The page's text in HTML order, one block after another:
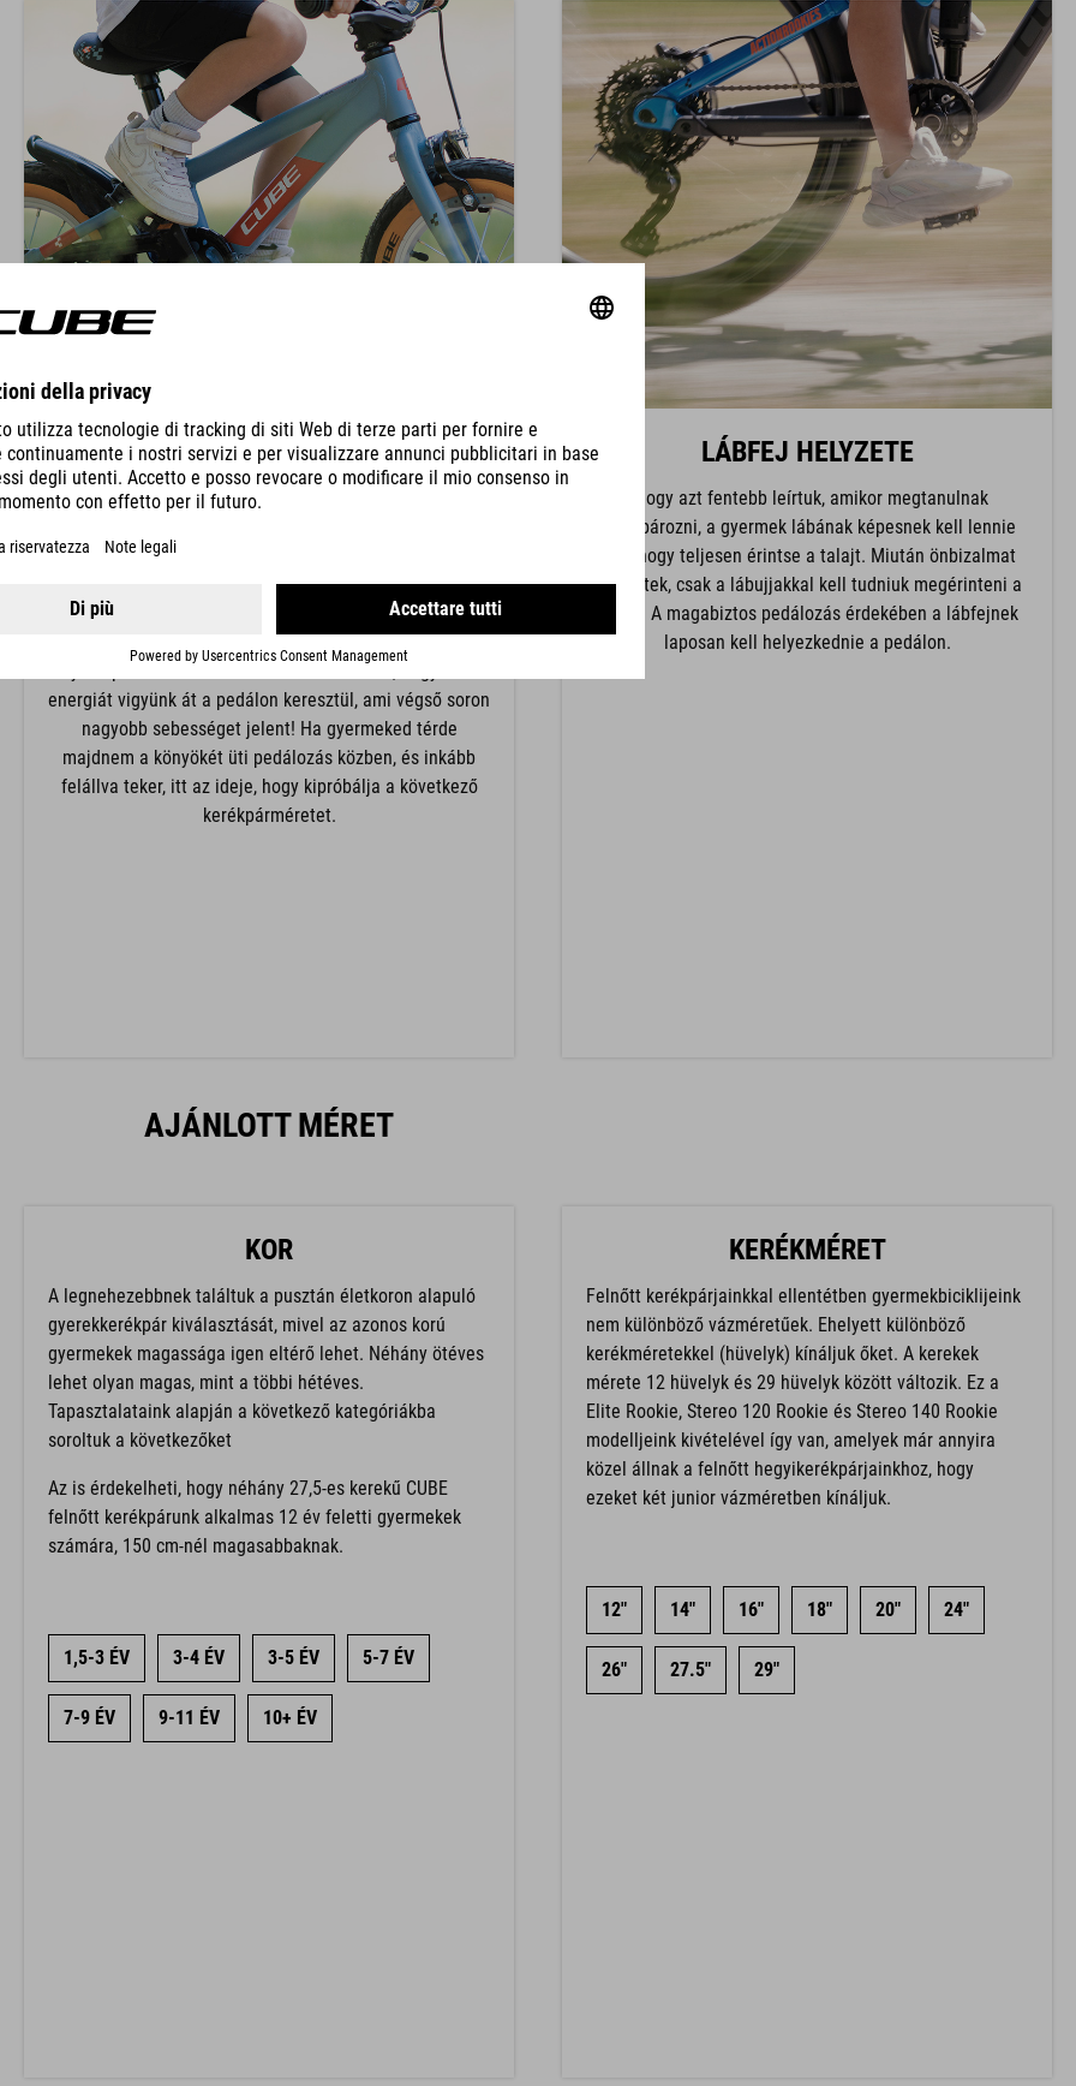
TÉRDHELYZET
A térd helyzetét a nyereg magassága határozza meg.
javasoljuk, így erősebb hajlítást a térdben, hogy nehéz
helyzetben könnyen le tudják tenni a lábukat. A
felnőttek és a magabiztosabb gyermekek addig
emelhetik a nyerget, amíg a térd szinte teljesen ki nem
nyúlik pedálozás közben. Ez lehetővé teszi, hogy több
energiát vigyünk át a pedálon keresztül, ami végső soron
nagyobb sebességet jelent! Ha gyermeked térde
majdnem a könyökét üti pedálozás közben, és inkább
felállva teker, itt az ideje, hogy kipróbálja a következő
kerékpárméretet.
LÁBFEJ HELYZETE
Ahogy azt fentebb leírtuk, amikor megtanulnak
kerékpározni, a gyermek lábának képesnek kell lennie
arra, hogy teljesen érintse a talajt. Miután önbizalmat
szereztek, csak a lábujjakkal kell tudniuk megérinteni a
földet. A magabiztos pedálozás érdekében a lábfejnek
laposan kell helyezkednie a pedálon.
AJÁNLOTT MÉRET
KOR
A legnehezebbnek találtuk a pusztán életkoron alapuló
gyerekkerékpár kiválasztását, mivel az azonos korú
gyermekek magassága igen eltérő lehet. Néhány ötéves
lehet olyan magas, mint a többi hétéves.
Tapasztalataink alapján a következő kategóriákba
soroltuk a következőket
Az is érdekelheti, hogy néhány 27,5-es kerekű CUBE
felnőtt kerékpárunk alkalmas 12 év feletti gyermekek
számára, 150 cm-nél magasabbaknak.
1,5-3 ÉV 3-4 ÉV 3-5 ÉV 5-7 ÉV
7-9 ÉV 9-11 ÉV 10+ ÉV
KERÉKMÉRET
Felnőtt kerékpárjainkkal ellentétben gyermekbiciklijeink
nem különböző vázméretűek. Ehelyett különböző
kerékméretekkel (hüvelyk) kínáljuk őket. A kerekek
mérete 12 hüvelyk és 29 hüvelyk között változik. Ez a
Elite Rookie, Stereo 120 Rookie és Stereo 140 Rookie
modelljeink kivételével így van, amelyek már annyira
közel állnak a felnőtt hegyikerékpárjainkhoz, hogy
ezeket két junior vázméretben kínáljuk.
12" 14" 16" 18" 20" 24"
26" 27.5" 29"